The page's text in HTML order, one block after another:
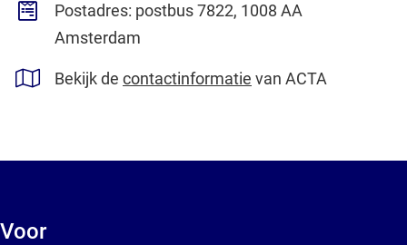
Postadres: postbus 7822, 1008 AA
Amsterdam
Bekijk de contactinformatie van ACTA
Voor